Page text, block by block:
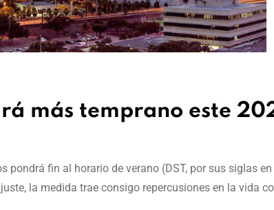
más temprano este
pondrá fin al horario de verano (DST, por sus siglas
la medida trae consigo repercusiones en la vida